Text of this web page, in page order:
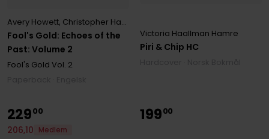
Fool's Gold: Echoes of the
Past: Volume 2
Avery Howett, Christopher Hastings
Fool's Gold Vol. 2
Piri & Chip HC
Victoria Haallman Hamre
22900
206,10
Medlem
19900